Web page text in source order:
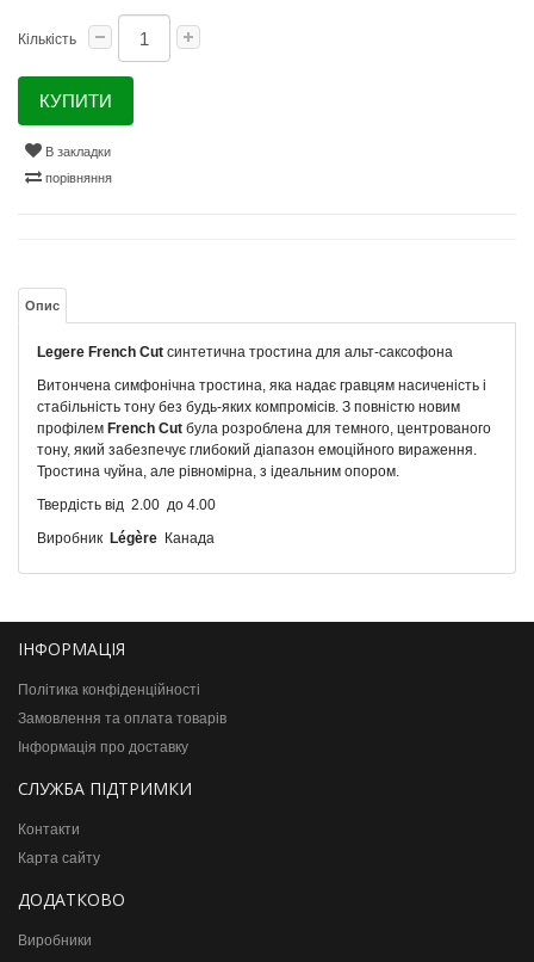
Кількість
КУПИТИ
В закладки
порівняння
Опис
Legere French Cut синтетична тростина для альт-саксофона
Витончена симфонічна тростина, яка надає гравцям насиченість і
стабільність тону без будь-яких компромісів. З повністю новим
профілем French Cut була розроблена для темного, центрованого
тону, який забезпечує глибокий діапазон емоційного вираження.
Тростина чуйна, але рівномірна, з ідеальним опором.
Твердість від 2.00 до 4.00
Виробник Légère Канада
ІНФОРМАЦІЯ
Політика конфіденційності
Замовлення та оплата товарів
Інформація про доставку
СЛУЖБА ПІДТРИМКИ
Контакти
Карта сайту
ДОДАТКОВО
Виробники